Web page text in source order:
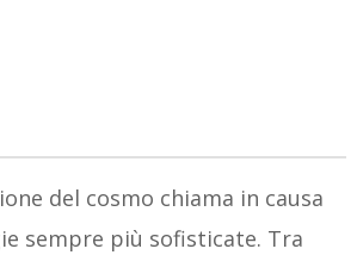
del cosmo chiama in causa
sempre più sofisticate. Tra